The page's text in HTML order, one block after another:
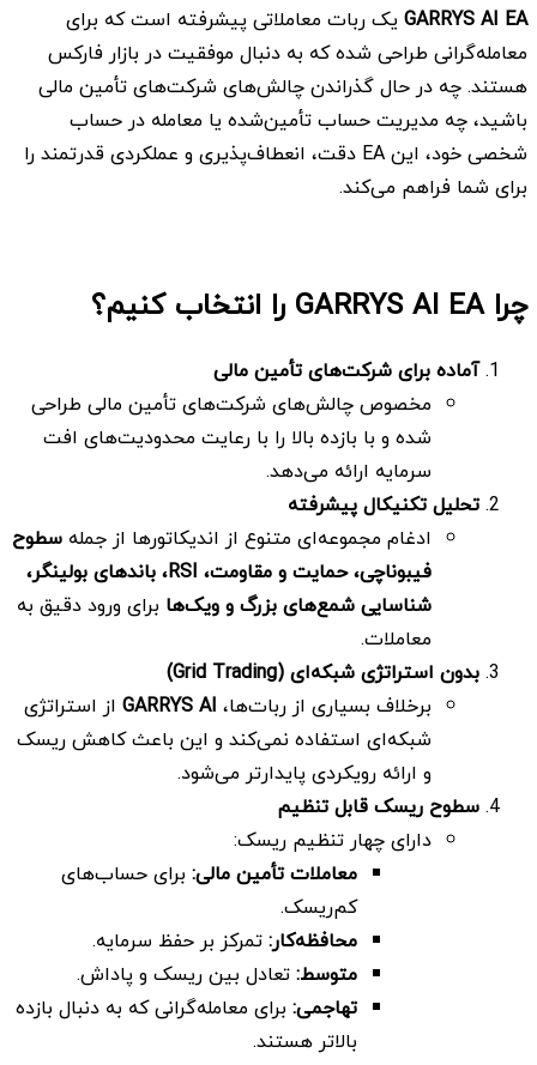
GARRYS AI EA یک ربات معاملاتی پیشرفته است که برای
معامله‌گرانی طراحی شده که به دنبال موفقیت در بازار فارکس
هستند. چه در حال گذراندن چالش‌های شرکت‌های تأمین مالی
باشید، چه مدیریت حساب تأمین‌شده یا معامله در حساب
شخصی خود، این EA دقت، انعطاف‌پذیری و عملکردی قدرتمند را
برای شما فراهم می‌کند.
چرا GARRYS AI EA را انتخاب کنیم؟
آماده برای شرکت‌های تأمین مالی
مخصوص چالش‌های شرکت‌های تأمین مالی طراحی
شده و با بازده بالا را با رعایت محدودیت‌های افت
سرمایه ارائه می‌دهد.
تحلیل تکنیکال پیشرفته
ادغام مجموعه‌ای متنوع از اندیکاتورها از جمله سطوح
فیبوناچی، حمایت و مقاومت، RSI، باندهای بولینگر،
شناسایی شمع‌های بزرگ و ویک‌ها برای ورود دقیق به
معاملات.
بدون استراتژی شبکه‌ای(Grid Trading)
برخلاف بسیاری از ربات‌ها، GARRYS AI از استراتژی
شبکه‌ای استفاده نمی‌کند و این باعث کاهش ریسک
و ارائه رویکردی پایدارتر می‌شود.
سطوح ریسک قابل تنظیم
دارای چهار تنظیم ریسک:
معاملات تأمین مالی: برای حساب‌های
کم‌ریسک.
محافظه‌کار:تمرکز بر حفظ سرمایه.
متوسط:تعادل بین ریسک و پاداش.
تهاجمی: برای معامله‌گرانی که به دنبال بازده
بالاتر هستند.